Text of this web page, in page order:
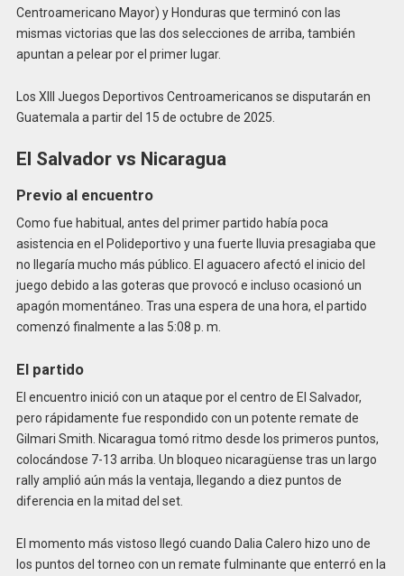
Centroamericano Mayor) y Honduras que terminó con las
mismas victorias que las dos selecciones de arriba, también
apuntan a pelear por el primer lugar.
Los XIII Juegos Deportivos Centroamericanos se disputarán en
Guatemala a partir del 15 de octubre de 2025.
El Salvador vs Nicaragua
Previo al encuentro
Como fue habitual, antes del primer partido había poca
asistencia en el Polideportivo y una fuerte lluvia presagiaba que
no llegaría mucho más público. El aguacero afectó el inicio del
juego debido a las goteras que provocó e incluso ocasionó un
apagón momentáneo. Tras una espera de una hora, el partido
comenzó finalmente a las 5:08 p. m.
El partido
El encuentro inició con un ataque por el centro de El Salvador,
pero rápidamente fue respondido con un potente remate de
Gilmari Smith. Nicaragua tomó ritmo desde los primeros puntos,
colocándose 7-13 arriba. Un bloqueo nicaragüense tras un largo
rally amplió aún más la ventaja, llegando a diez puntos de
diferencia en la mitad del set.
El momento más vistoso llegó cuando Dalia Calero hizo uno de
los puntos del torneo con un remate fulminante que enterró en la